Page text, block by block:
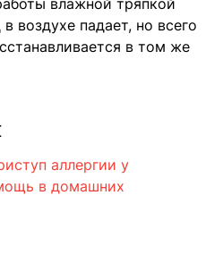
воздухе падает, но всего
в том же
аллергии у
в домашних